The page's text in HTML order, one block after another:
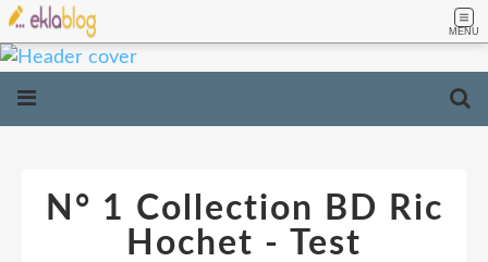
MENU
N° 1 Collection BD Ric
Hochet - Test